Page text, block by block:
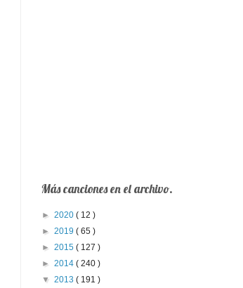
Más canciones en el archivo.
► 2020 ( 12 )
► 2019 ( 65 )
► 2015 ( 127 )
► 2014 ( 240 )
▼ 2013 ( 191 )